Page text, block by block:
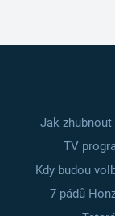
Jak zhubnout
TV
Kdy budou
7 pádů